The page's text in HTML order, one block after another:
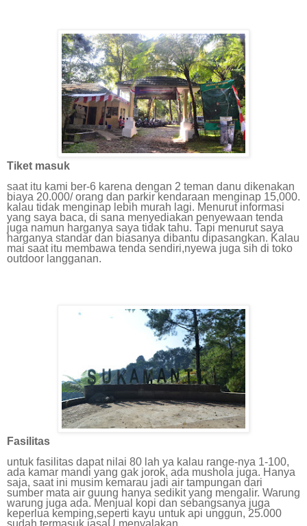
Tiket masuk
saat itu kami ber-6 karena dengan 2 teman danu dikenakan
biaya 20.000/ orang dan parkir kendaraan menginap 15,000.
kalau tidak menginap lebih murah lagi. Menurut informasi
yang saya baca, di sana menyediakan penyewaan tenda
juga namun harganya saya tidak tahu. Tapi menurut saya
harganya standar dan biasanya dibantu dipasangkan. Kalau
mai saat itu membawa tenda sendiri,nyewa juga sih di toko
outdoor langganan.
Fasilitas
untuk fasilitas dapat nilai 80 lah ya kalau range-nya 1-100,
ada kamar mandi yang gak jorok, ada mushola juga. Hanya
saja, saat ini musim kemarau jadi air tampungan dari
sumber mata air guung hanya sedikit yang mengalir. Warung
warung juga ada. Menjual kopi dan sebangsanya juga
keperlua kemping,seperti kayu untuk api unggun, 25.000
sudah termasuk jasaU menyalakan .